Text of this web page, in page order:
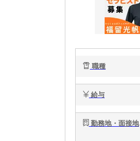
職種
給与
勤務地・面接地